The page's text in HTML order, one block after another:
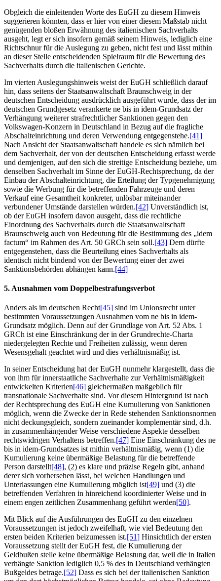
Obgleich die einleitenden Worte des EuGH zu diesem Hinweis
suggerieren könnten, dass er hier von einer diesem Maßstab nicht
genügenden bloßen Erwähnung des italienischen Sachverhalts
ausgeht, legt er sich insofern gemäß seinem Hinweis, lediglich eine
Richtschnur für die Auslegung zu geben, nicht fest und lässt mithin
an dieser Stelle entscheidenden Spielraum für die Bewertung des
Sachverhalts durch die italienischen Gerichte.
Im vierten Auslegungshinweis weist der EuGH schließlich darauf
hin, dass seitens der Staatsanwaltschaft Braunschweig in der
deutschen Entscheidung ausdrücklich ausgeführt wurde, dass der im
deutschen Grundgesetz verankerte ne bis in idem-Grundsatz der
Verhängung weiterer strafrechtlicher Sanktionen gegen den
Volkswagen-Konzern in Deutschland in Bezug auf die fragliche
Abschalteinrichtung und deren Verwendung entgegenstehe.[41]
Nach Ansicht der Staatsanwaltschaft handele es sich nämlich bei
dem Sachverhalt, der von der deutschen Entscheidung erfasst werde
und demjenigen, auf den sich die streitige Entscheidung beziehe, um
denselben Sachverhalt im Sinne der EuGH-Rechtsprechung, da der
Einbau der Abschalteinrichtung, die Erteilung der Typgenehmigung
sowie die Werbung für die betreffenden Fahrzeuge und deren
Verkauf eine Gesamtheit konkreter, unlösbar miteinander
verbundener Umstände darstellen würden.[42] Unverständlich ist,
ob der EuGH insofern davon ausgeht, dass die rechtliche
Einordnung des Sachverhalts durch die Staatsanwaltschaft
Braunschweig auch von Bedeutung für die Bestimmung des „idem
factum“ im Rahmen des Art. 50 GRCh sein soll.[43] Dem dürfte
entgegenstehen, dass die Beurteilung eines Sachverhalts als
identisch nicht bindend von der Bewertung einer der zwei
Sanktionsbehörden abhängen kann.[44]
5. Ausnahmen vom Doppelbestrafungsverbot
Anders als im deutschen Recht[45] sind im Unionsrecht unter
bestimmten Voraussetzungen Ausnahmen vom ne bis in idem-
Grundsatz möglich. Denn auf der Grundlage von Art. 52 Abs. 1
GRCh ist eine Einschränkung der in der Grundrechte-Charta
niedergelegten Rechte und Freiheiten zulässig, wenn deren
Wesensgehalt geachtet wird und dies verhältnismäßig ist.
In seiner Entscheidung hat der EuGH nunmehr klargestellt, dass die
von ihm für innerstaatliche Sachverhalte zur Verhältnismäßigkeit
entwickelten Kriterien[46] gleichermaßen maßgeblich für
transnationale Sachverhalte sind. Vor diesem Hintergrund ist nach
der Rechtsprechung des EuGH eine Kumulierung von Sanktionen
möglich, wenn die Zwecke der in Rede stehenden Sanktionsnormen
nicht deckungsgleich, sondern zueinander komplementär sind, d.h.
in zusammenhängender Weise verschiedene Aspekte desselben
rechtswidrigen Verhaltens betreffen.[47] Eine Einschränkung des ne
bis in idem-Grundsatzes ist mithin verhältnismäßig, wenn (1) die
Kumulierung keine übermäßige Belastung für die betreffende
Person darstellt[48], (2) es klare und präzise Regeln gibt, anhand
derer sich vorhersehen lässt, bei welchen Handlungen und
Unterlassungen eine Kumulierung möglich ist[49] und (3) die
betreffenden Verfahren in hinreichend koordinierter Weise und in
einem engen zeitlichen Zusammenhang geführt werden[50].
Mit Blick auf die Ausführungen des EuGH zu den einzelnen
Voraussetzungen ist jedoch zweifelhaft, wie viel Bedeutung den
ersten beiden Kriterien beizumessen ist.[51] Hinsichtlich der ersten
Voraussetzung stellt der EuGH fest, die Kumulierung der
Geldbußen stelle keine übermäßige Belastung dar, weil die in Italien
verhängte Sanktion lediglich 0,5 % des in Deutschland verhängten
Bußgeldes betrage.[52] Dass es sich bei der italienischen Sanktion